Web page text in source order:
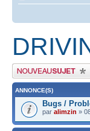
Publier un nouveau sujet
ANNONCE(S)
Bugs /
par alimzin »